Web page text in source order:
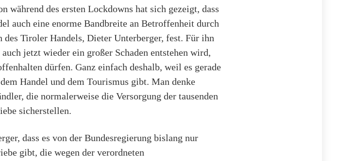
während des ersten Lockdowns hat sich gezeigt, dass
auch eine enorme Bandbreite an Betroffenheit durch
Tiroler Handels, Dieter Unterberger, fest. Für ihn
jetzt wieder ein großer Schaden entstehen wird,
dürfen. Ganz einfach deshalb, weil es gerade
Handel und dem Tourismus gibt. Man denke
die normalerweise die Versorgung der tausenden
sicherstellen.
dass es von der Bundesregierung bislang nur
gibt, die wegen der verordneten